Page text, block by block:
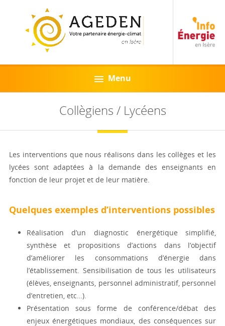
Menu
Collègiens / Lycéens
Les interventions que nous réalisons dans les collèges et les
lycées sont adaptées à la demande des enseignants en
fonction de leur projet et de leur matière.
Quelques exemples d’interventions possibles
Réalisation d’un diagnostic énergétique simplifié,
synthèse et propositions d’actions dans l’objectif
d’améliorer les consommations d’énergie dans
l’établissement. Sensibilisation de tous les utilisateurs
(élèves, enseignants, personnel administratif, personnel
d’entretien, etc…).
Présentation sous forme de conférence/débat des
enjeux énergétiques mondiaux, des conséquences sur